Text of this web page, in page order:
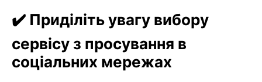
✔️ Приділіть увагу вибору
сервісу з просування в
соціальних мережах